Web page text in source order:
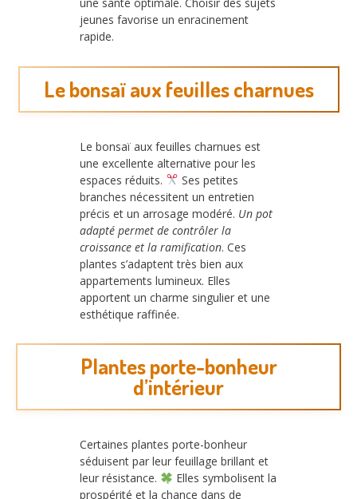
jeunes favorise un enracinement
rapide.
Le bonsaï aux feuilles charnues
Le bonsaï aux feuilles charnues est
une excellente alternative pour les
espaces réduits.
Ses petites
branches nécessitent un entretien
précis et un arrosage modéré. Un pot
adapté permet de contrôler la
croissance et la ramification. Ces
plantes s’adaptent très bien aux
appartements lumineux. Elles
apportent un charme singulier et une
esthétique raffinée.
Plantes porte-bonheur
d’intérieur
Certaines plantes porte-bonheur
séduisent par leur feuillage brillant et
leur résistance.
Elles symbolisent la
prospérité et la chance dans de